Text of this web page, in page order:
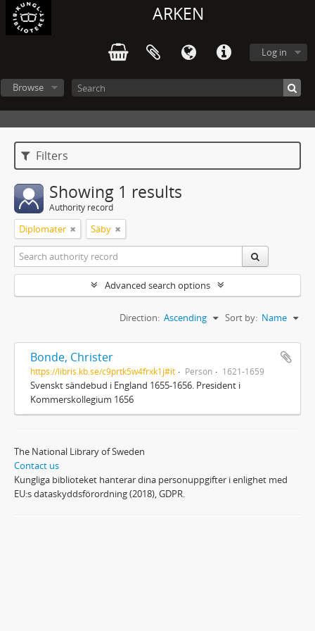
ARKEN
Log in
Browse
Filters
Showing 1 results
Authority record
Diplomater Säby
Advanced search options
Sort by: Name
Direction: Ascending
Bonde, Christer
https://libris.kb.se/c9prtk5w4frxk1j#it Person 1621-1659
Svenskt sändebud i England 1655-1656. President i
Kommerskollegium 1656
The National Library of Sweden
Contact us
Kungliga biblioteket hanterar dina personuppgifter i enlighet med
EU:s dataskyddsförordning (2018), GDPR.